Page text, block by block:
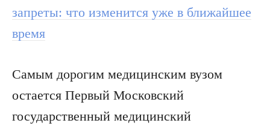
запреты: что изменится уже в ближайшее
время
Самым дорогим медицинским вузом
остается Первый Московский
государственный медицинский